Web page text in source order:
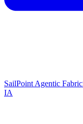
SailPoint Agentic Fabric
IA